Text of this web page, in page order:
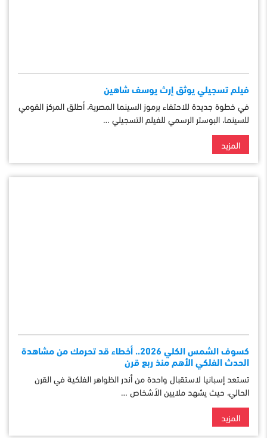
فيلم تسجيلي يوثق إرث يوسف شاهين
في خطوة جديدة للاحتفاء برموز السينما المصرية، أطلق المركز القومي
للسينما، البوستر الرسمي للفيلم التسجيلي …
المزيد
كسوف الشمس الكلي 2026.. أخطاء قد تحرمك من مشاهدة
الحدث الفلكي الأهم منذ ربع قرن
تستعد إسبانيا لاستقبال واحدة من أندر الظواهر الفلكية في القرن
الحالي، حيث يشهد ملايين الأشخاص …
المزيد